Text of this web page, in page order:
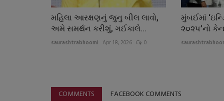
મહિલા આરક્ષણનું જુનુ બીલ લાવો,
અમે સમર્થન કરીશું, ગઈકાલે...
saurashtrabhoomi Apr 18, 2026 0
મુંબઈમાં
૨૦૨૫’નો
COMMENTS FACEBOOK COMMENTS